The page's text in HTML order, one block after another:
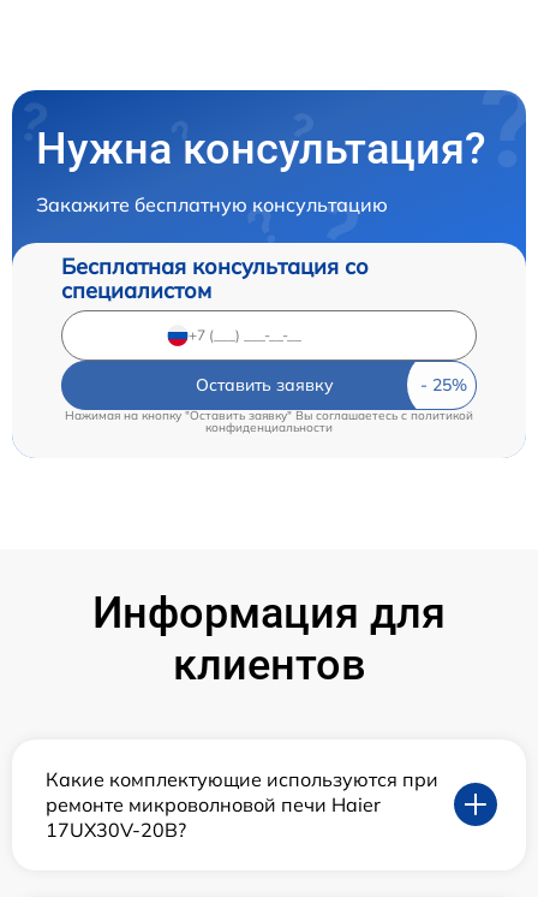
Нужна консультация?
Закажите бесплатную консультацию
Бесплатная консультация со
специалистом
Оставить заявку
Нажимая на кнопку "Оставить заявку" Вы соглашаетесь cполитикой
конфиденциальности
Информация для
клиентов
Какие комплектующие используются при
ремонте микроволновой печи Haier
17UX30V-20B?